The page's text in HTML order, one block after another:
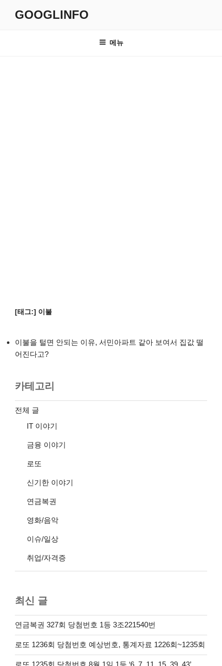
GOOGLINFO
메뉴
[태그:] 이불
이불을 털면 안되는 이유, 서민아파트 같아 보여서 집값 떨
어진다고?
카테고리
전체 글
IT 이야기
금융 이야기
로또
신기한 이야기
연금복권
영화/음악
이슈/일상
취업/자격증
최신 글
연금복권 327회 당첨번호 1등 3조221540번
로또 1236회 당첨번호 예상번호, 통계자료 1226회~1235회
로또 1235회 당첨번호 8월 1일 1등 ‘6, 7, 11, 15, 39, 43’